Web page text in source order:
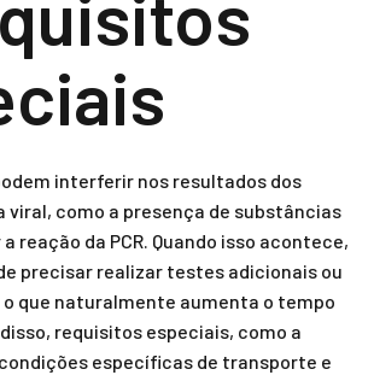
interferir nos resultados dos
viral, como a presença de substâncias
reação da PCR. Quando isso acontece,
precisar realizar testes adicionais ou
que naturalmente aumenta o tempo
requisitos especiais, como a
específicas de transporte e